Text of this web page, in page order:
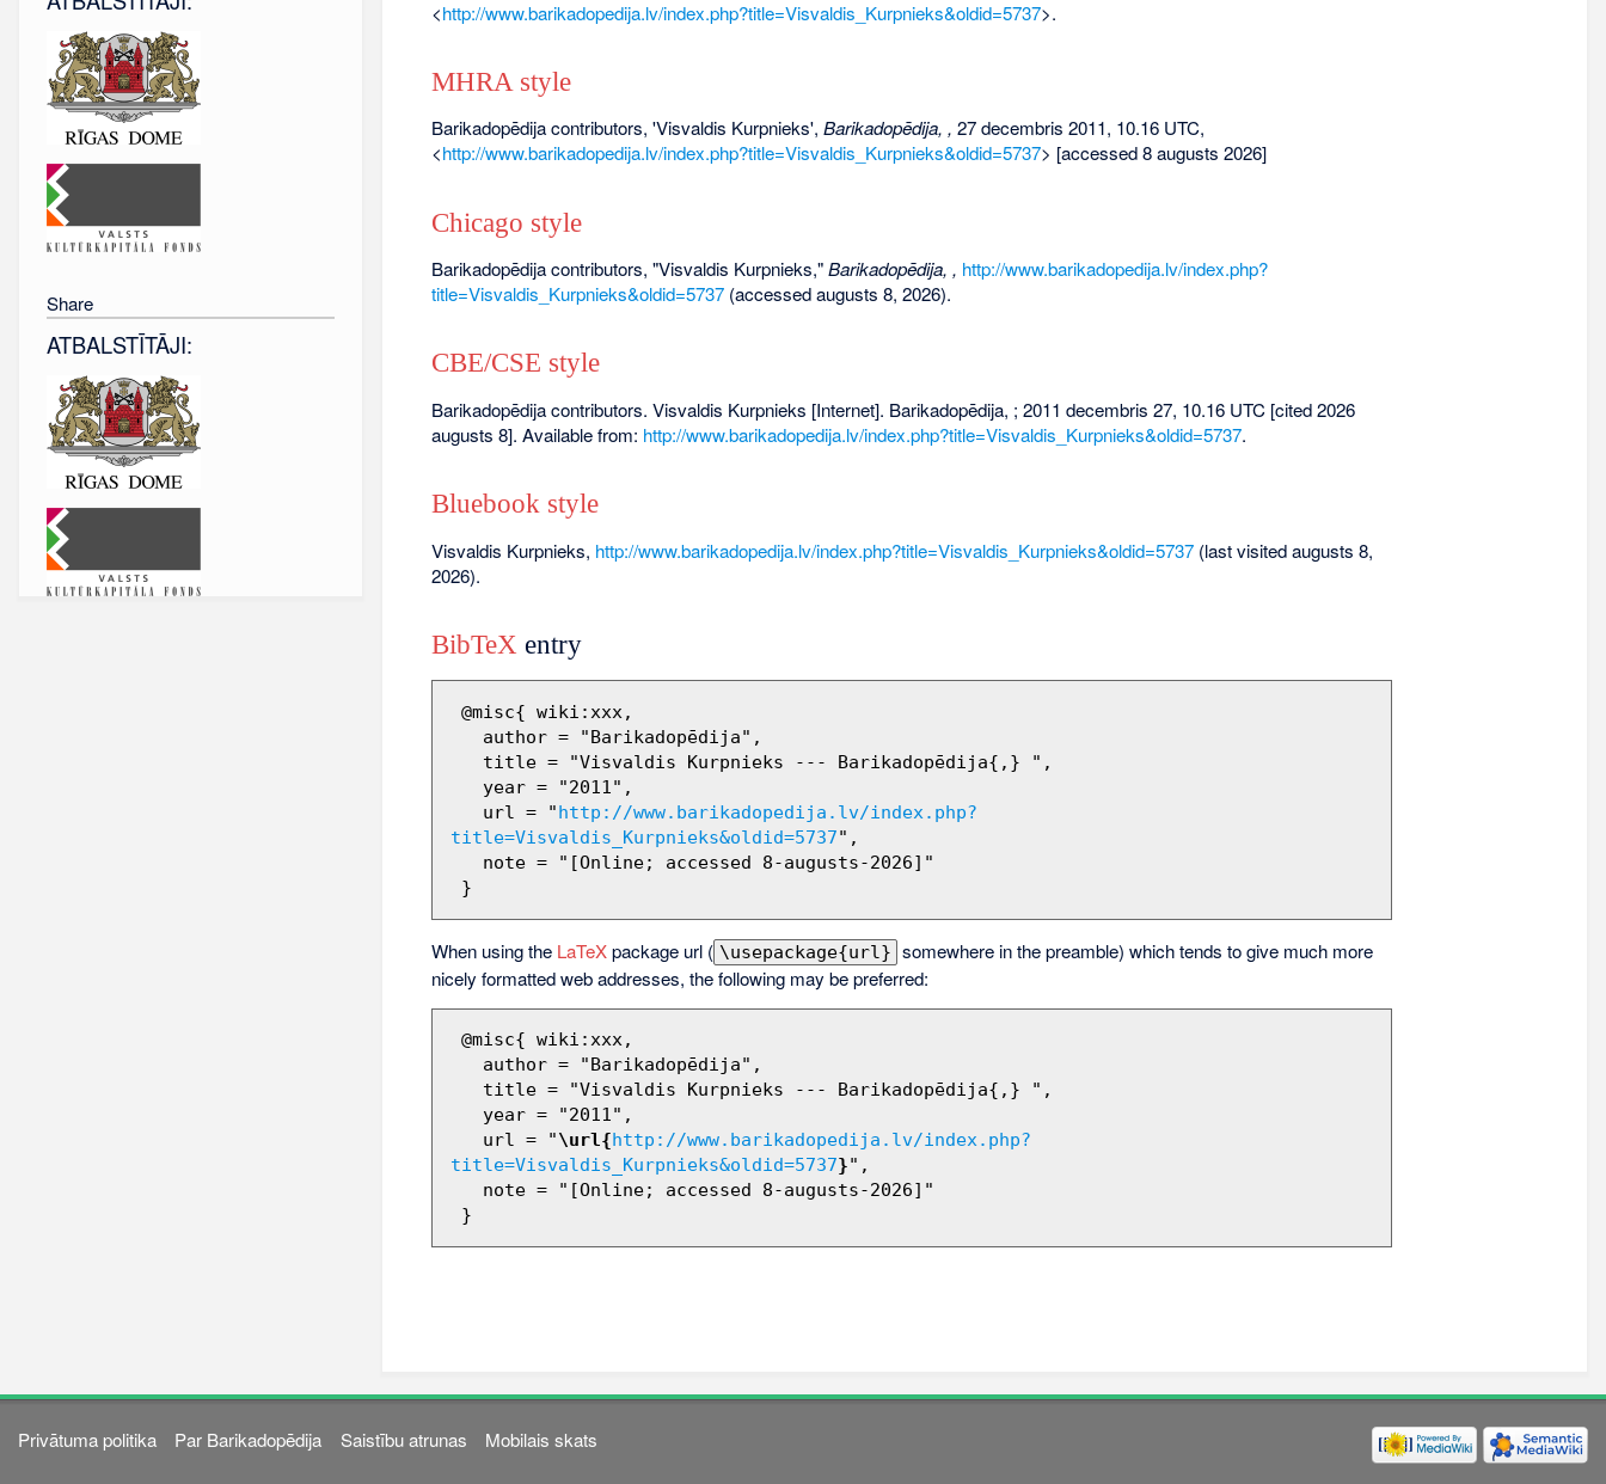
<http://www.barikadopedija.lv/index.php?title=Visvaldis_Kurpnieks&oldid=5737>.
MHRA style
Barikadopēdija contributors, 'Visvaldis Kurpnieks', Barikadopēdija, , 27 decembris 2011, 10.16 UTC,
<http://www.barikadopedija.lv/index.php?title=Visvaldis_Kurpnieks&oldid=5737> [accessed 8 augusts 2026]
Chicago style
Barikadopēdija contributors, "Visvaldis Kurpnieks,"Barikadopēdija, , http://www.barikadopedija.lv/index.php?
title=Visvaldis_Kurpnieks&oldid=5737(accessed augusts 8, 2026).
CBE/CSE style
Barikadopēdija contributors. Visvaldis Kurpnieks [Internet]. Barikadopēdija, ; 2011 decembris 27, 10.16 UTC [cited 2026
augusts 8]. Available from: http://www.barikadopedija.lv/index.php?title=Visvaldis_Kurpnieks&oldid=5737.
Bluebook style
Visvaldis Kurpnieks, http://www.barikadopedija.lv/index.php?title=Visvaldis_Kurpnieks&oldid=5737(last visited augusts 8,
2026).
BibTeX entry
   url = "
http://www.barikadopedija.lv/index.php?
title=Visvaldis_Kurpnieks&oldid=5737",
When using the LaTeXpackage url ( \usepackage{url} somewhere in the preamble) which tends to give much more
nicely formatted web addresses, the following may be preferred:
   url = "
\url{http://www.barikadopedija.lv/index.php?
title=Visvaldis_Kurpnieks&oldid=5737}",
Share
ATBALSTĪTĀJI:
Privātuma politika Par Barikadopēdija Saistību atrunas Mobilais skats